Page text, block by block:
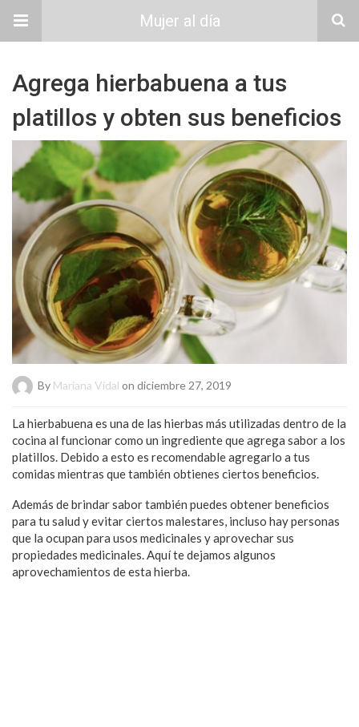
Mujer al día
Agrega hierbabuena a tus
platillos y obten sus beneficios
By Mariana Vidal on diciembre 27, 2019
La hierbabuena es una de las hierbas más utilizadas dentro de la
cocina al funcionar como un ingrediente que agrega sabor a los
platillos. Debido a esto es recomendable agregarlo a tus
comidas mientras que también obtienes ciertos beneficios.
Además de brindar sabor también puedes obtener beneficios
para tu salud y evitar ciertos malestares, incluso hay personas
que la ocupan para usos medicinales y aprovechar sus
propiedades medicinales. Aquí te dejamos algunos
aprovechamientos de esta hierba.